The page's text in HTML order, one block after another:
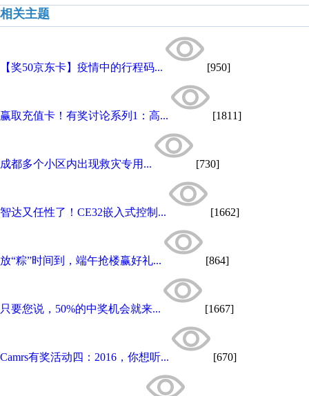
相关主题
【奖50京东卡】疫情中的行程码... [950]
赢取充值卡！有奖讨论系列1：高... [1811]
成都多个小区内出现救灾专用... [730]
智达又任性了！CE32嵌入式控制... [1662]
放“粽”时间到，端午抢楼赢好礼... [864]
只要您说，50%的中奖机会就来... [1667]
Camrs有奖活动四：2016，你想听... [670]